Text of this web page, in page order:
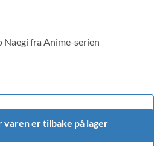
fra Anime-serien
varen er tilbake på lager